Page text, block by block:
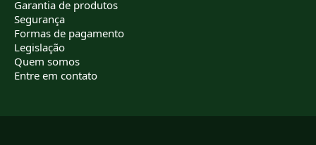
Garantia de produtos
Segurança
Formas de pagamento
Legislação
Quem somos
Entre em contato